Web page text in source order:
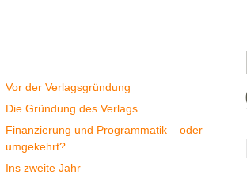
& Bücher
Vor der Verlagsgründung
Die Gründung des Verlags
Finanzierung und Programmatik – oder
umgekehrt?
Ins zweite Jahr